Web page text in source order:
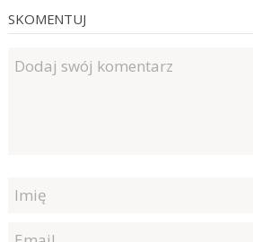
SKOMENTUJ